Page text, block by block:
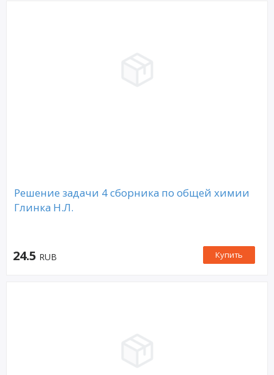
Решение задачи 4 сборника по общей химии
Глинка Н.Л.
24.5 RUB Купить